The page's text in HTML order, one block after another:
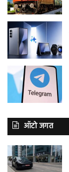
ऑटो जगत